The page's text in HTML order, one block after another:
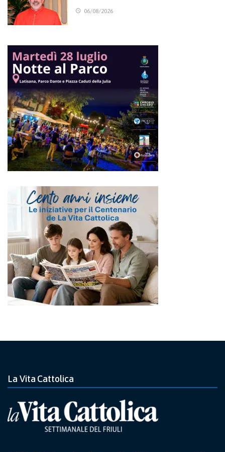
06/08/2026
La Vita Cattolica